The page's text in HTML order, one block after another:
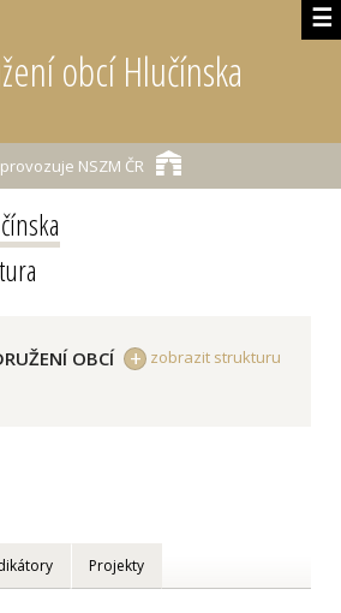
☰
obcí Hlučínska
NSZM ČR
zobrazit strukturu
OBCÍ
Projekty